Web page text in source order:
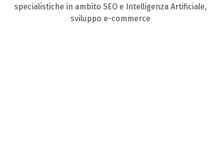
specialistiche in ambito SEO e Intelligenza Artificiale,
sviluppo e-commerce